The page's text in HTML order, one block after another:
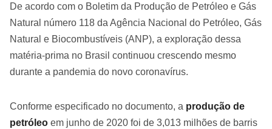
De acordo com o Boletim da Produção de Petróleo e Gás
Natural número 118 da Agência Nacional do Petróleo, Gás
Natural e Biocombustíveis (ANP), a exploração dessa
matéria-prima no Brasil continuou crescendo mesmo
durante a pandemia do novo coronavírus.
Conforme especificado no documento, a produção de
petróleo em junho de 2020 foi de 3,013 milhões de barris